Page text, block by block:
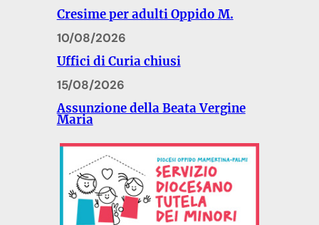
Cresime per adulti Oppido M.
10/08/2026
Uffici di Curia chiusi
15/08/2026
Assunzione della Beata Vergine
Maria